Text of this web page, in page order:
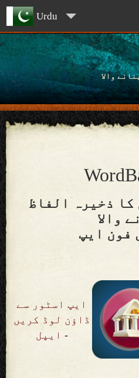
Urdu
والا
کا ذخیرہ الفاظ
والا
فون ایپ
ایپ اسٹور سے
ڈاؤن لوڈ کریں
- ایپل